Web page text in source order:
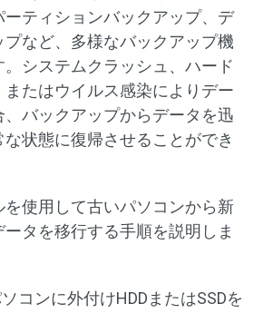
ーティションバックアップ、デ
プなど、多様なバックアップ機
システムクラッシュ、ハード
またはウイルス感染によりデー
、バックアップからデータを迅
状態に復帰させることができ
使用して古いパソコンから新
ータを移行する手順を説明しま
コンに外付けHDDまたはSSDを